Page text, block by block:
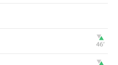
46‎’‎